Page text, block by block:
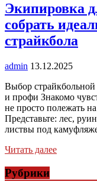
Экипировка
собрать
страйкбола
admin 13.12.2025
Выбор страйкбольной
и профи Знакомо
не просто полежать
Представьте: лес,
листвы под
Читать далее
Рубрики